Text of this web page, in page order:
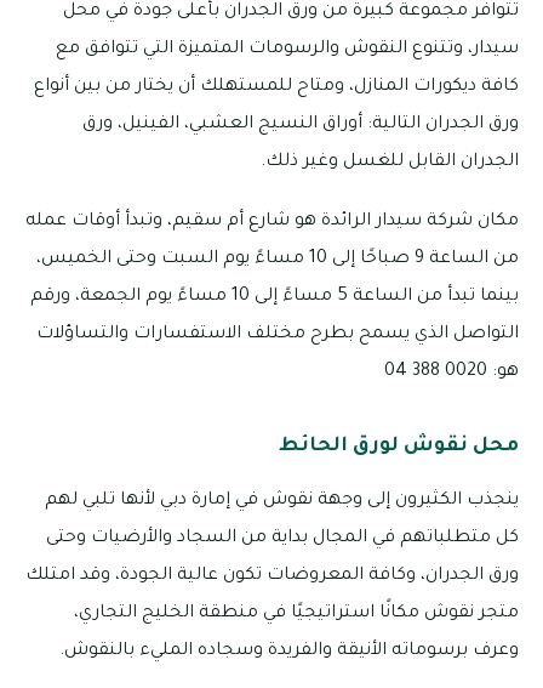
تتوافر مجموعة كبيرة من ورق الجدران بأعلى جودة في محل
سيدار، وتتنوع النقوش والرسومات المتميزة التي تتوافق مع
كافة ديكورات المنازل، ومتاح للمستهلك أن يختار من بين أنواع
ورق الجدران التالية: أوراق النسيج العشبي، الفينيل، ورق
الجدران القابل للغسل وغير ذلك.
مكان شركة سيدار الرائدة هو شارع أم سقيم، وتبدأ أوقات عمله
من الساعة 9 صباحًا إلى 10 مساءً يوم السبت وحتى الخميس،
بينما تبدأ من الساعة 5 مساءً إلى 10 مساءً يوم الجمعة، ورقم
التواصل الذي يسمح بطرح مختلف الاستفسارات والتساؤلات
هو: 0020 388 04
محل نقوش لورق الحائط
ينجذب الكثيرون إلى وجهة نقوش في إمارة دبي لأنها تلبي لهم
كل متطلباتهم في المجال بداية من السجاد والأرضيات وحتى
ورق الجدران، وكافة المعروضات تكون عالية الجودة، وقد امتلك
متجر نقوش مكانًا استراتيجيًا في منطقة الخليج التجاري،
وعرف برسوماته الأنيقة والفريدة وسجاده المليء بالنقوش.